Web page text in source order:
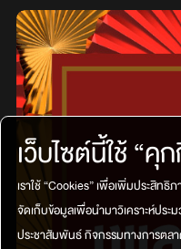
เว็บไซต์นี้ใช้ “คุ
เราใช้ “Cookies” เพื่อเพิ่มประสิทธิ
จัดเก็บข้อมูลเพื่อนำมาวิเคราะห์ประ
ประชาสัมพันธ์ กิจกรรมทางการต